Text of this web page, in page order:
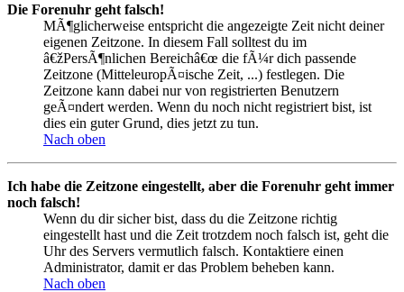
Die Forenuhr geht falsch!
MÃ¶glicherweise entspricht die angezeigte Zeit nicht deiner
eigenen Zeitzone. In diesem Fall solltest du im
â€žPersÃ¶nlichen Bereichâ€œ die fÃ¼r dich passende
Zeitzone (MitteleuropÃ¤ische Zeit, ...) festlegen. Die
Zeitzone kann dabei nur von registrierten Benutzern
geÃ¤ndert werden. Wenn du noch nicht registriert bist, ist
dies ein guter Grund, dies jetzt zu tun.
Nach oben
Ich habe die Zeitzone eingestellt, aber die Forenuhr geht immer
noch falsch!
Wenn du dir sicher bist, dass du die Zeitzone richtig
eingestellt hast und die Zeit trotzdem noch falsch ist, geht die
Uhr des Servers vermutlich falsch. Kontaktiere einen
Administrator, damit er das Problem beheben kann.
Nach oben